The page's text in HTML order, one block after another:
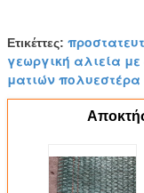
Ετικέττες:
γεωργική αλιεία
ματιών